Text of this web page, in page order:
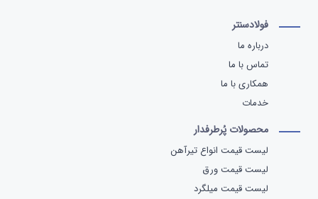
فولادسنتر
درباره ما
تماس با ما
همکاری با ما
خدمات
محصولات پُرطرفدار
لیست قیمت انواع تیرآهن
لیست قیمت ورق
لیست قیمت میلگرد